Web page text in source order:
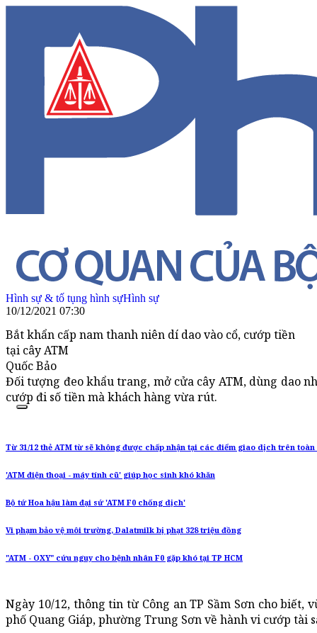
Hình sự & tố tụng hình sựHình sự
10/12/2021 07:30
Bắt khẩn cấp nam thanh niên dí dao vào cổ, cướp tiền
tại cây ATM
Quốc Bảo
Đối tượng đeo khẩu trang, mở cửa cây ATM, dùng dao
cướp đi số tiền mà khách hàng vừa rút.
Từ 31/12 thẻ ATM từ sẽ không được chấp nhận tại các điểm giao dịch trên
'ATM điện thoại - máy tính cũ' giúp học sinh khó khăn
Bộ tứ Hoa hậu làm đại sứ 'ATM F0 chống dịch'
Vi phạm bảo vệ môi trường, Dalatmilk bị phạt 328 triệu đồng
"ATM - OXY" cứu nguy cho bệnh nhân F0 gặp khó tại TP HCM
Ngày 10/12, thông tin từ Công an TP Sầm Sơn cho biết,
phố Quang Giáp, phường Trung Sơn về hành vi cướp tài